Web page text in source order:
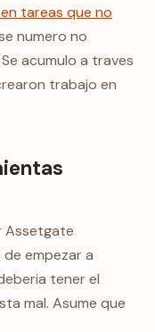
tareas que no
numero no
acumulo a traves
trabajo en
Assetgate
empezar a
tener el
mal. Asume que